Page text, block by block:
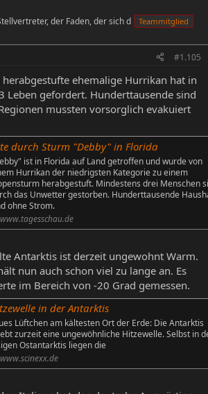
der Faden, der sich d Teammitglied
#1.105
ehemalige Hurrikan hat in
Leben gefordert. Hunderttausende sind
mussten vorsorglich evakuiert
durch Sturm "Debby" in Florida
ist in Florida auf Land getroffen und wurde von
Hurrikan der niedrigsten Kategorie zu einem
herabgestuft. Mindestens drei Menschen
das Unwetter gestorben. Hunderttausende
ohne Strom.
www.tagesschau.de
Antarktis ist derzeit ungewohnt Warm.
nun auch schon viel zu lange an. Es
im Bereich von -20 Grad gemessen.
in der Antarktis
Lüftchen am kältesten Ort der Erde: Die Antarktis
zurzeit eine ungewöhnliche Hitzewelle. Selbst in
Ostantarktis liegen die
www.scinexx.de